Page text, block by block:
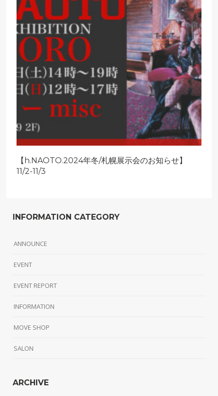
【h.NAOTO.2024年冬/札幌展示会のお知らせ】
11/2-11/3
INFORMATION CATEGORY
ANNOUNCE
EVENT
EVENT REPORT
INFORMATION
MOVE SHOP
SALON
ARCHIVE